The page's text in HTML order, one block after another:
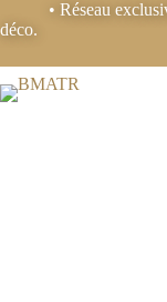
au
• Réseau
déco.